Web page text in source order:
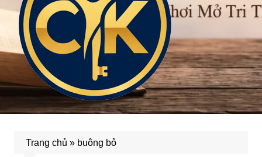
Trang chủ » buông bỏ